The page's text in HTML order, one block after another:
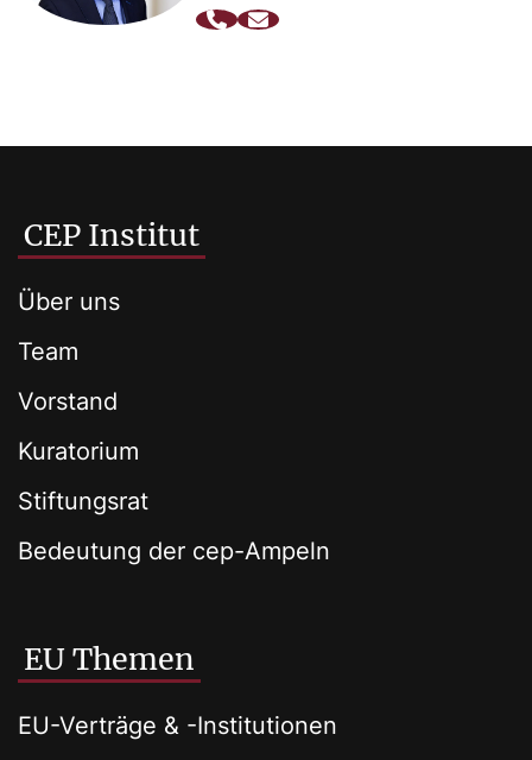
CEP Institut
Über uns
Team
Vorstand
Kuratorium
Stiftungsrat
Bedeutung der cep-Ampeln
EU Themen
EU-Verträge & -Institutionen